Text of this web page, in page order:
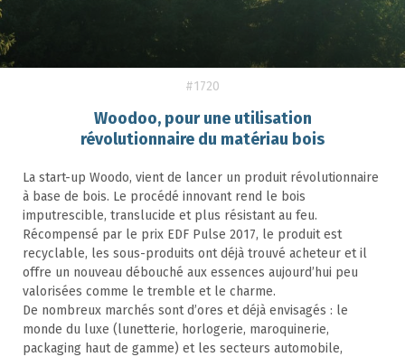
#1720
Woodoo, pour une utilisation
révolutionnaire du matériau bois
La start-up Woodo, vient de lancer un produit révolutionnaire
à base de bois. Le procédé innovant rend le bois
imputrescible, translucide et plus résistant au feu.
Récompensé par le prix EDF Pulse 2017, le produit est
recyclable, les sous-produits ont déjà trouvé acheteur et il
offre un nouveau débouché aux essences aujourd’hui peu
valorisées comme le tremble et le charme.
De nombreux marchés sont d’ores et déjà envisagés : le
monde du luxe (lunetterie, horlogerie, maroquinerie,
packaging haut de gamme) et les secteurs automobile,